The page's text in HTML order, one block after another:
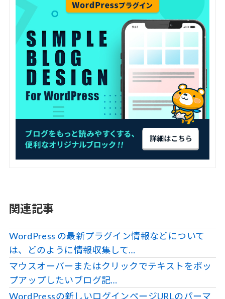
関連記事
WordPress の最新プラグイン情報などについて
は、どのように情報収集して…
マウスオーバーまたはクリックでテキストをポッ
プアップしたいブログ記…
WordPressの新しいログインページURLのパーマ